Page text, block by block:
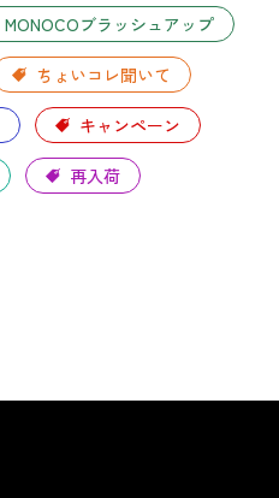
MONOCOブラッシュアップ
ちょいコレ聞いて
キャンペーン
再入荷